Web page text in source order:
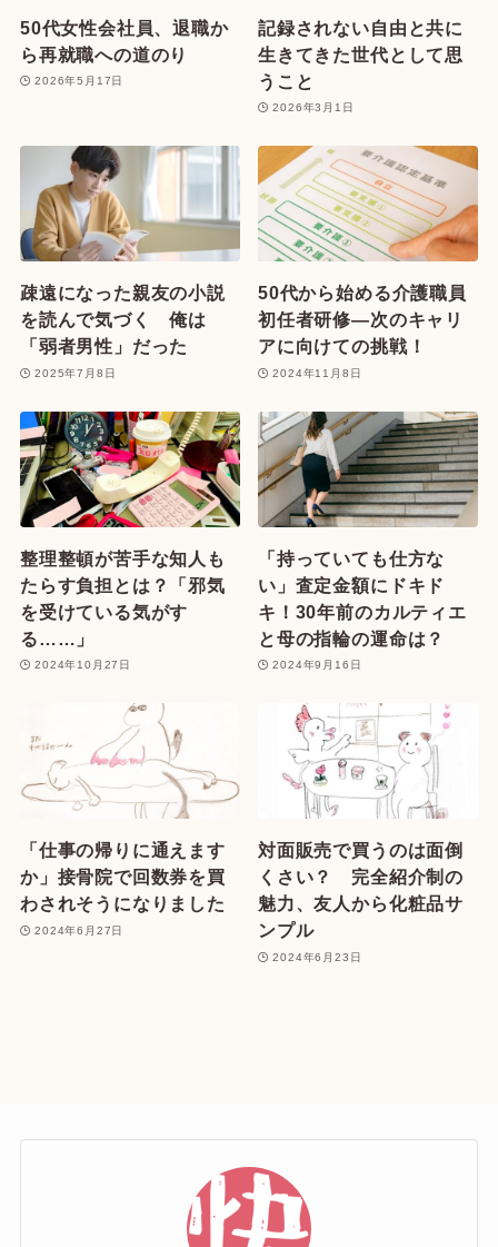
50代女性会社員、退職か
ら再就職への道のり
2026年5月17日
記録されない自由と共に
生きてきた世代として思
うこと
2026年3月1日
疎遠になった親友の小説
を読んで気づく 俺は
「弱者男性」だった
2025年7月8日
50代から始める介護職員
初任者研修—次のキャリ
アに向けての挑戦！
2024年11月8日
整理整頓が苦手な知人も
たらす負担とは？「邪気
を受けている気がす
る……」
2024年10月27日
「持っていても仕方な
い」査定金額にドキド
キ！30年前のカルティエ
と母の指輪の運命は？
2024年9月16日
「仕事の帰りに通えます
か」接骨院で回数券を買
わされそうになりました
2024年6月27日
対面販売で買うのは面倒
くさい？ 完全紹介制の
魅力、友人から化粧品サ
ンプル
2024年6月23日